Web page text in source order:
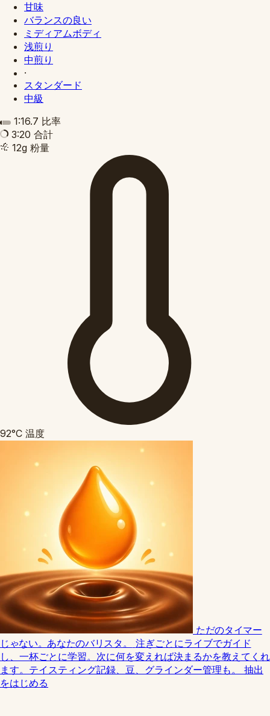
甘味
バランスの良い
ミディアムボディ
浅煎り
中煎り
·
スタンダード
中級
1:16.7 比率
3:20 合計
12g 粉量
92°C 温度
ただのタイマー
じゃない。あなたのバリスタ。
注ぎごとにライブでガイド
し、一杯ごとに学習。次に何を変えれば決まるかを教えてくれ
ます。テイスティング記録、豆、グラインダー管理も。
抽出
をはじめる